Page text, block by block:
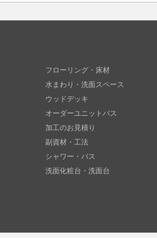
フローリング・床材
水まわり・洗面スペース
ウッドデッキ
オーダーユニットバス
加工のお見積り
副資材・工法
シャワー・バス
洗面化粧台・洗面台